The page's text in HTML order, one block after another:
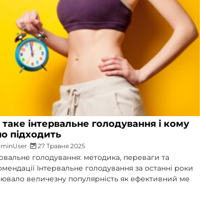
інтервальне голодування і кому
підходить
27 Травня 2025
голодування: методика, переваги та
Інтервальне голодування за останні роки
величезну популярність як ефективний ме